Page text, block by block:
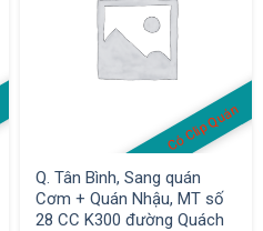
Có Clip Quán
Q. Tân Bình, Sang quán
Cơm + Quán Nhậu, MT số
28 CC K300 đường Quách